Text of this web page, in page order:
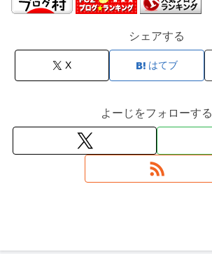
シェアする
X はてブ
よーじをフォローする